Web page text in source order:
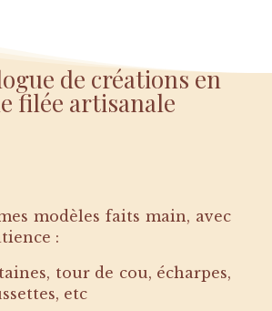
de créations en
filée artisanale
modèles faits main, avec
:
tour de cou, écharpes,
etc